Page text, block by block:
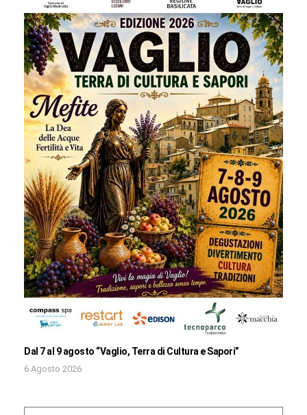
Dal 7 al 9 agosto “Vaglio, Terra di Cultura e Sapori”
6 Agosto 2026